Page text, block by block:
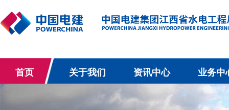
首页 关于我们 资讯中心 业务中